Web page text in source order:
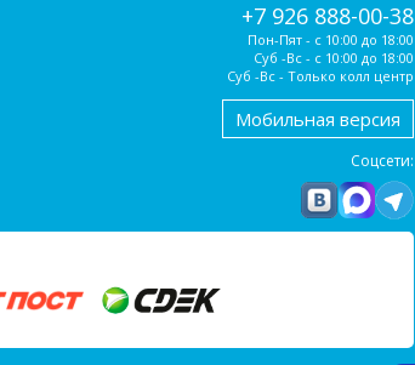
+7 926 888-00-38
Пон-Пят - с 10:00 до 18:00
Суб -Вс - с 10:00 до 18:00
Суб -Вс - Только колл центр
Мобильная версия
Соцсети: